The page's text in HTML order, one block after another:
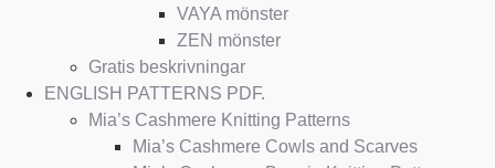
VAYA mönster
ZEN mönster
Gratis beskrivningar
ENGLISH PATTERNS PDF.
Mia’s Cashmere Knitting Patterns
Mia’s Cashmere Cowls and Scarves